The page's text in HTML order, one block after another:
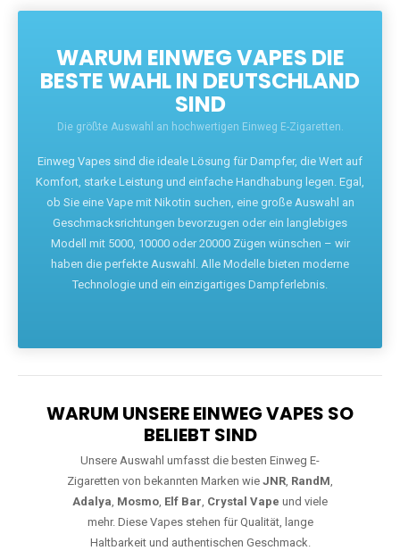
WARUM EINWEG VAPES DIE
BESTE WAHL IN DEUTSCHLAND
SIND
Die größte Auswahl an hochwertigen Einweg E-Zigaretten.
Einweg Vapes sind die ideale Lösung für Dampfer, die Wert auf
Komfort, starke Leistung und einfache Handhabung legen. Egal,
ob Sie eine Vape mit Nikotin suchen, eine große Auswahl an
Geschmacksrichtungen bevorzugen oder ein langlebiges
Modell mit 5000, 10000 oder 20000 Zügen wünschen – wir
haben die perfekte Auswahl. Alle Modelle bieten moderne
Technologie und ein einzigartiges Dampferlebnis.
WARUM UNSERE EINWEG VAPES SO
BELIEBT SIND
Unsere Auswahl umfasst die besten Einweg E-
Zigaretten von bekannten Marken wie JNR, RandM,
Adalya, Mosmo, Elf Bar, Crystal Vape und viele
mehr. Diese Vapes stehen für Qualität, lange
Haltbarkeit und authentischen Geschmack.